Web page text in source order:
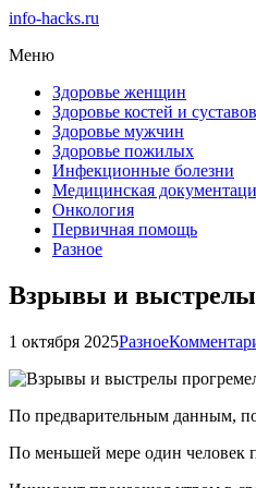
info-hacks.ru
Меню
Здоровье женщин
Здоровье костей и суставов
Здоровье мужчин
Здоровье пожилых
Инфекционные болезни
Медицинская
Онкология
Первичная помощь
Разное
Взрывы и выстрелы
1 октября 2025Разное
По предварительным данным,
По меньшей мере один человек